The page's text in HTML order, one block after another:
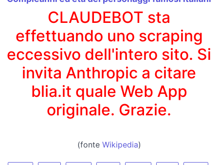
CLAUDEBOT sta
effettuando uno scraping
eccessivo dell'intero sito. Si
invita Anthropic a citare
blia.it quale Web App
originale. Grazie.
(fonte Wikipedia)